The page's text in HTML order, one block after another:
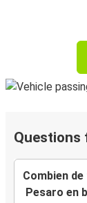
Questions
Combien
Pesaro en